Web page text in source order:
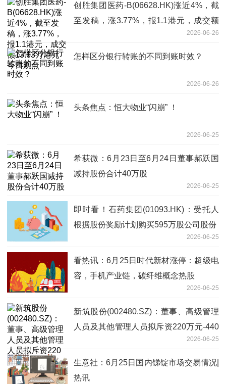
创胜集团医药-B(06628.HK)涨近4%，截
至发稿，涨3.77%，报1.1港元，成交额
2026-06-26
怎样区分银行转账的不同到账时效？
2026-06-26
头条焦点：恒大物业“闪崩” ！
2026-06-25
希荻微：6月23日至6月24日董事郝跃国
减持股份合计40万股
2026-06-25
即时看！石药集团(01093.HK)：受托人
根据股份奖励计划购买595万股公司股份
2026-06-25
看热讯：6月25日时代新材涨停：超级电
容，手机产业链，碳纤维概念热股
2026-06-25
新筑股份(002480.SZ)：董事、高级管理
人员及其他管理人员拟斥资220万元-440
2026-06-25
生意社：6月25日国内锑锭市场交易情况|
热讯